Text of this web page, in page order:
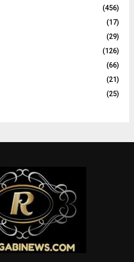
(456)
(17)
(29)
(126)
(66)
(21)
(25)